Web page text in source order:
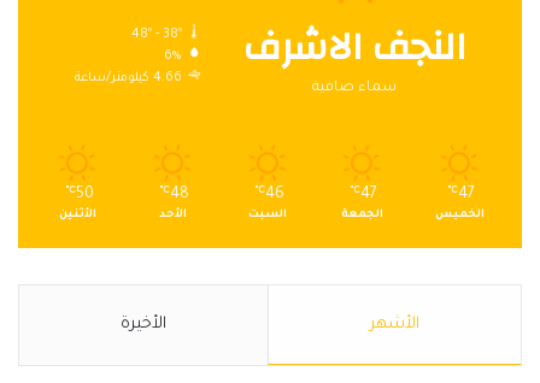
النجف الاشرف
سماء صافية
48º - 38º
6%
4.66 كيلومتر/ساعة
47
℃
الخميس
47
℃
الجمعة
46
℃
السبت
48
℃
الأحد
50
℃
الأثنين
الأشهر الأخيرة